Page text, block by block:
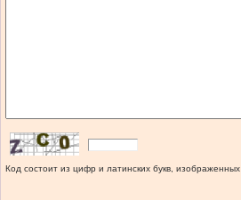
Код состоит из цифр и латинских букв, изображенных